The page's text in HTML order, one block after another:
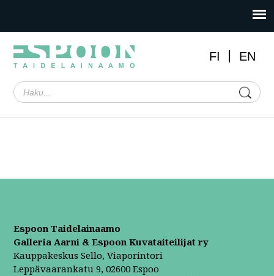
FI EN
Espoon Taidelainaamo
Galleria Aarni & Espoon Kuvataiteilijat ry
Kauppakeskus Sello, Viaporintori
Leppävaarankatu 9, 02600 Espoo